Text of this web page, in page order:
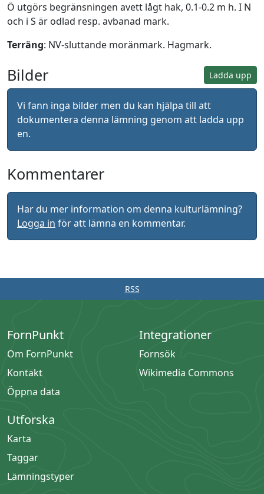
Ö utgörs begränsningen avett lågt hak, 0.1-0.2 m h. I N
och i S är odlad resp. avbanad mark.
Terräng: NV-sluttande moränmark. Hagmark.
Ladda upp
Bilder
Vi fann inga bilder men du kan hjälpa till att
dokumentera denna lämning genom att ladda upp
en.
Kommentarer
Har du mer information om denna kulturlämning?
Logga in för att lämna en kommentar.
RSS
FornPunkt
Om FornPunkt
Kontakt
Öppna data
Integrationer
Fornsök
Wikimedia Commons
Utforska
Karta
Taggar
Lämningstyper